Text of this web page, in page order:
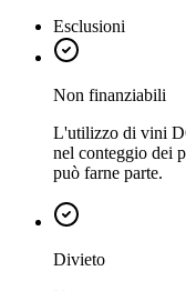
Esclusioni
Non finanziabili
L'utilizzo di vini
nel conteggio dei
può farne parte.
Divieto